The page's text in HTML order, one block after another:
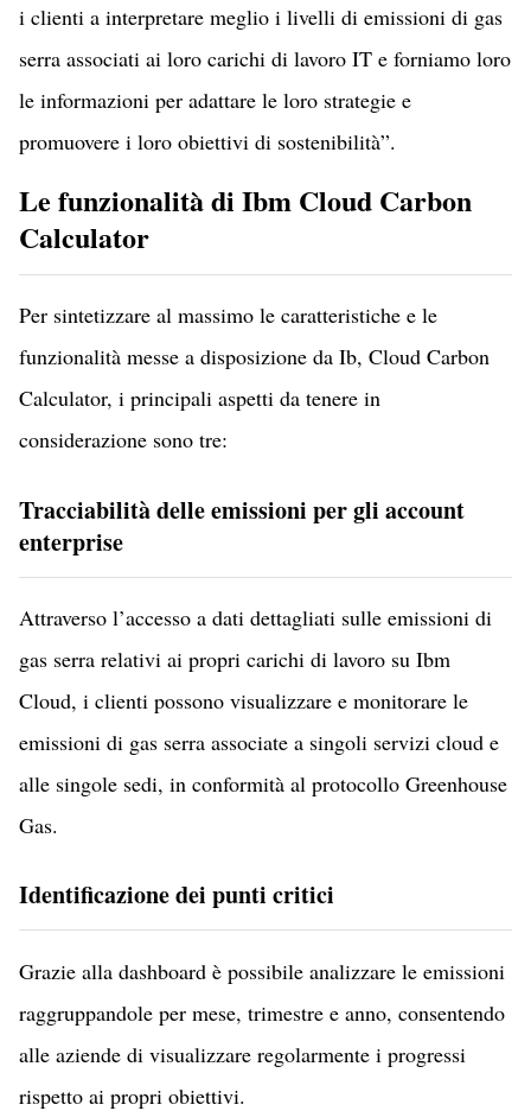
i clienti a interpretare meglio i livelli di emissioni di gas
serra associati ai loro carichi di lavoro IT e forniamo loro
le informazioni per adattare le loro strategie e
promuovere i loro obiettivi di sostenibilità”.
Le funzionalità di Ibm Cloud Carbon
Calculator
Per sintetizzare al massimo le caratteristiche e le
funzionalità messe a disposizione da Ib, Cloud Carbon
Calculator, i principali aspetti da tenere in
considerazione sono tre:
Tracciabilità delle emissioni per gli account
enterprise
Attraverso l’accesso a dati dettagliati sulle emissioni di
gas serra relativi ai propri carichi di lavoro su Ibm
Cloud, i clienti possono visualizzare e monitorare le
emissioni di gas serra associate a singoli servizi cloud e
alle singole sedi, in conformità al protocollo Greenhouse
Gas.
Identificazione dei punti critici
Grazie alla dashboard è possibile analizzare le emissioni
raggruppandole per mese, trimestre e anno, consentendo
alle aziende di visualizzare regolarmente i progressi
rispetto ai propri obiettivi.